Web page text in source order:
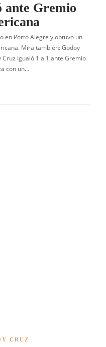
ante Gremio
en Porto Alegre y obtuvo un
Mira también: Godoy
igualó 1 a 1 ante Gremio
con un…
CRUZ